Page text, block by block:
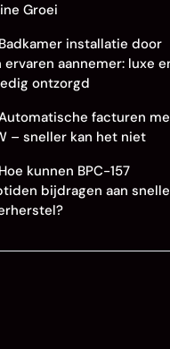
Groei
Badkamer installatie door
ervaren aannemer: luxe
ontzorgd
facturen
– sneller kan het niet
Hoe kunnen BPC-157
bijdragen aan